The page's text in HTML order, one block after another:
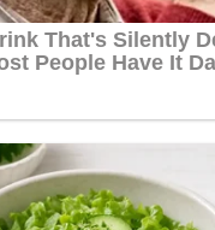
es
die
Die Hälfte dieses
verteilen. Darüber
Fisch fest anfühlt. Den